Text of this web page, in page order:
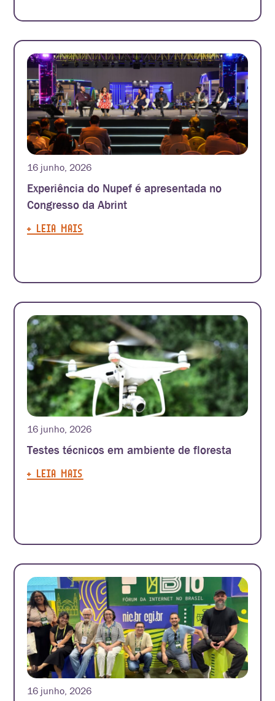
16 junho, 2026
Experiência do Nupef é apresentada no
Congresso da Abrint
+ LEIA MAIS
16 junho, 2026
Testes técnicos em ambiente de floresta
+ LEIA MAIS
16 junho, 2026